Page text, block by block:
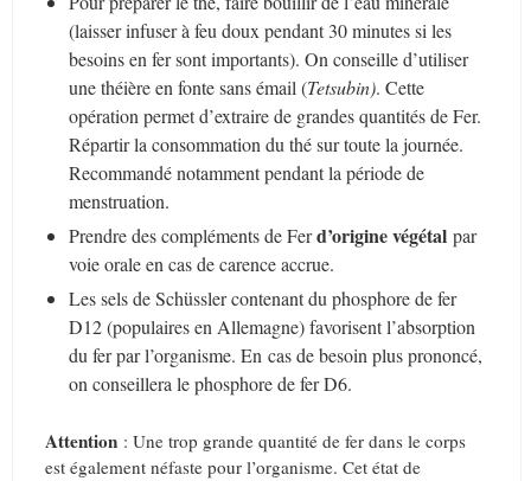
(laisser infuser à feu doux pendant 30 minutes si les
besoins en fer sont importants). On conseille d’utiliser
une théière en fonte sans émail (Tetsubin). Cette
opération permet d’extraire de grandes quantités de Fer.
Répartir la consommation du thé sur toute la journée.
Recommandé notamment pendant la période de
menstruation.
Prendre des compléments de Ferd’origine végétal par
voie orale en cas de carence accrue.
Les sels de Schüssler contenant du phosphore de fer
D12 (populaires en Allemagne) favorisent l’absorption
du fer par l’organisme. En cas de besoin plus prononcé,
on conseillera le phosphore de fer D6.
Attention : Une trop grande quantité de fer dans le corps
est également néfaste pour l’organisme. Cet état de